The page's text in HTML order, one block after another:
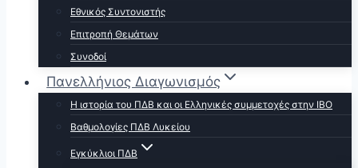
Εθνικός Συντονιστής
Επιτροπή Θεμάτων
Συνοδοί
Πανελλήνιος Διαγωνισμός
Η ιστορία του ΠΔΒ και οι Ελληνικές συμμετοχές στην ΙΒΟ
Βαθμολογίες ΠΔΒ Λυκείου
Εγκύκλιοι ΠΔΒ